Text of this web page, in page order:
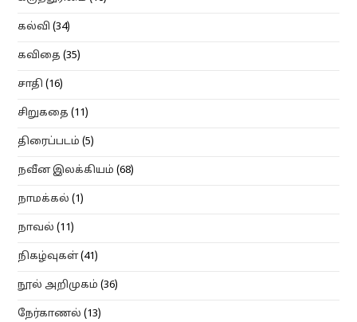
கல்வி (34)
கவிதை (35)
சாதி (16)
சிறுகதை (11)
திரைப்படம் (5)
நவீன இலக்கியம் (68)
நாமக்கல் (1)
நாவல் (11)
நிகழ்வுகள்(41)
நூல் அறிமுகம் (36)
நேர்காணல் (13)